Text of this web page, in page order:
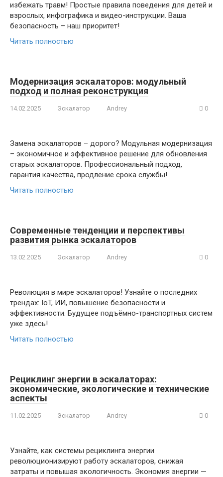
избежать травм! Простые правила поведения для детей и
взрослых, инфографика и видео-инструкции. Ваша
безопасность – наш приоритет!
Читать полностью
Модернизация эскалаторов: модульный
подход и полная реконструкция
14.02.2025 Эскалатор Andrey 0
Замена эскалаторов – дорого? Модульная модернизация
– экономичное и эффективное решение для обновления
старых эскалаторов. Профессиональный подход,
гарантия качества, продление срока службы!
Читать полностью
Современные тенденции и перспективы
развития рынка эскалаторов
13.02.2025 Эскалатор Andrey 0
Революция в мире эскалаторов! Узнайте о последних
трендах: IoT, ИИ, повышение безопасности и
эффективности. Будущее подъёмно-транспортных систем
уже здесь!
Читать полностью
Рециклинг энергии в эскалаторах:
экономические, экологические и технические
аспекты
11.02.2025 Эскалатор Andrey 0
Узнайте, как системы рециклинга энергии
революционизируют работу эскалаторов, снижая
затраты и повышая экологичность. Экономия энергии —